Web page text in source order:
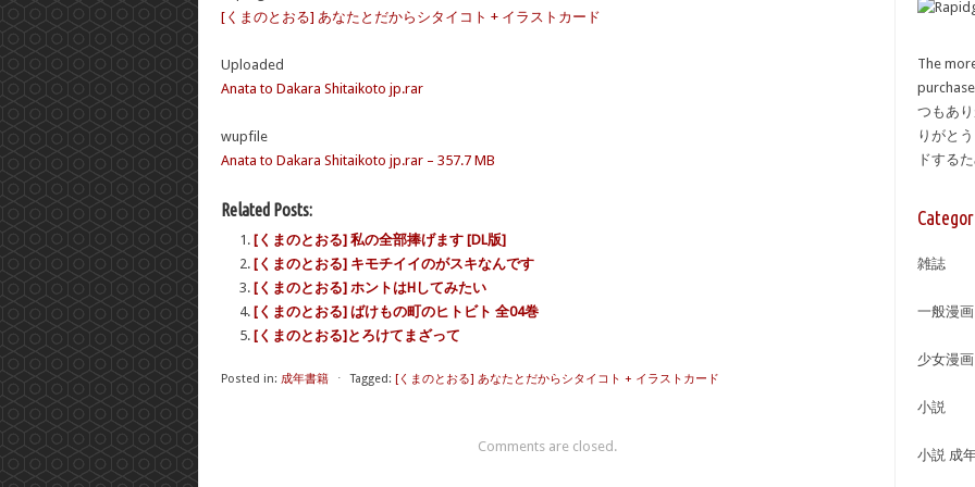
[くまのとおる] あなたとだからシタイコト + イラストカード
Uploaded
Anata to Dakara Shitaikoto jp.rar
wupfile
Anata to Dakara Shitaikoto jp.rar – 357.7 MB
Related Posts:
[くまのとおる] 私の全部捧げます [DL版]
[くまのとおる] キモチイイのがスキなんです
[くまのとおる] ホントはHしてみたい
[くまのとおる] ばけもの町のヒトビト 全04巻
[くまのとおる]とろけてまざって
Posted in: 成年書籍 ⋅ Tagged: [くまのとおる] あなたとだからシタイコト + イラストカード
Comments are closed.
The
つもあ
りがと
ドする
雑誌
一般漫画
少女漫画
小説
小説 成